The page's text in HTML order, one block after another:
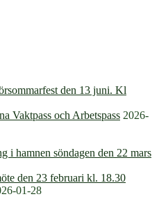
den 13 juni. Kl
Vaktpass och Arbetspass 2026-
i hamnen söndagen den 22 mars
den 23 februari kl. 18.30
01-28